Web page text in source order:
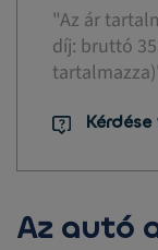
"Az ár
díj: bruttó
Az autó